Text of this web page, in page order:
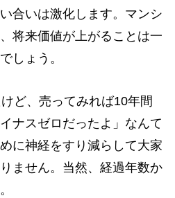
合いは激化します。マンシ
将来価値が上がることは一
しょう。
ど、売ってみれば10年間
ナスゼロだったよ」なんて
に神経をすり減らして大家
ません。当然、経過年数か